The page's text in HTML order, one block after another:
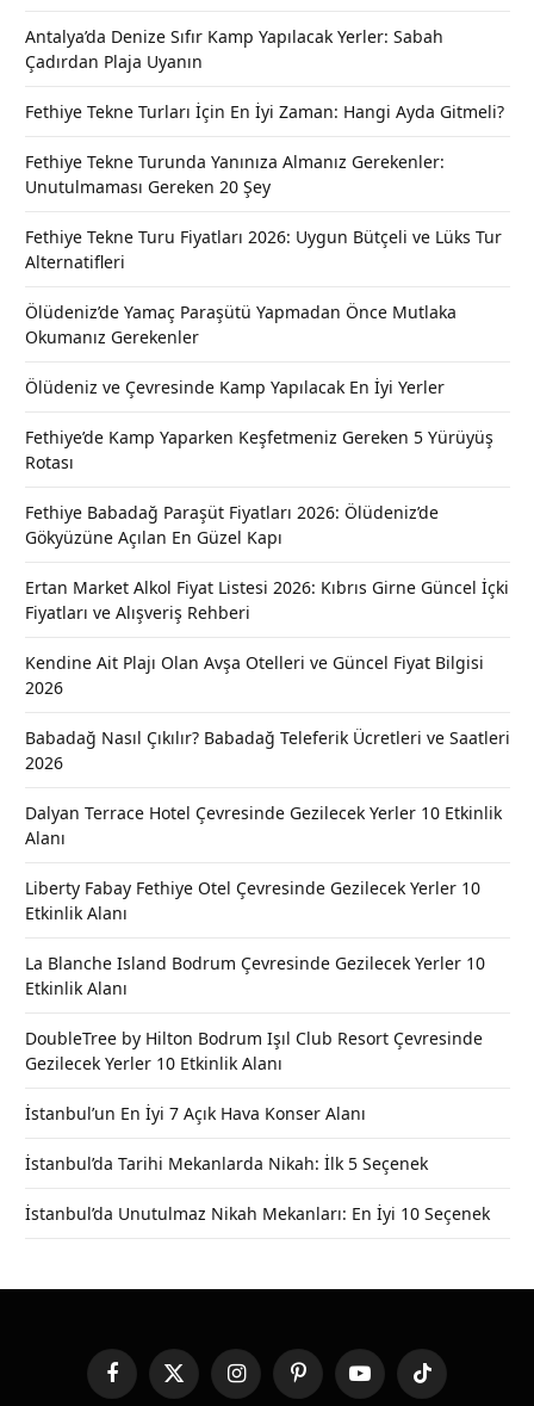
Antalya’da Denize Sıfır Kamp Yapılacak Yerler: Sabah
Çadırdan Plaja Uyanın
Fethiye Tekne Turları İçin En İyi Zaman: Hangi Ayda Gitmeli?
Fethiye Tekne Turunda Yanınıza Almanız Gerekenler:
Unutulmaması Gereken 20 Şey
Fethiye Tekne Turu Fiyatları 2026: Uygun Bütçeli ve Lüks Tur
Alternatifleri
Ölüdeniz’de Yamaç Paraşütü Yapmadan Önce Mutlaka
Okumanız Gerekenler
Ölüdeniz ve Çevresinde Kamp Yapılacak En İyi Yerler
Fethiye’de Kamp Yaparken Keşfetmeniz Gereken 5 Yürüyüş
Rotası
Fethiye Babadağ Paraşüt Fiyatları 2026: Ölüdeniz’de
Gökyüzüne Açılan En Güzel Kapı
Ertan Market Alkol Fiyat Listesi 2026: Kıbrıs Girne Güncel İçki
Fiyatları ve Alışveriş Rehberi
Kendine Ait Plajı Olan Avşa Otelleri ve Güncel Fiyat Bilgisi
2026
Babadağ Nasıl Çıkılır? Babadağ Teleferik Ücretleri ve Saatleri
2026
Dalyan Terrace Hotel Çevresinde Gezilecek Yerler 10 Etkinlik
Alanı
Liberty Fabay Fethiye Otel Çevresinde Gezilecek Yerler 10
Etkinlik Alanı
La Blanche Island Bodrum Çevresinde Gezilecek Yerler 10
Etkinlik Alanı
DoubleTree by Hilton Bodrum Işıl Club Resort Çevresinde
Gezilecek Yerler 10 Etkinlik Alanı
İstanbul’un En İyi 7 Açık Hava Konser Alanı
İstanbul’da Tarihi Mekanlarda Nikah: İlk 5 Seçenek
İstanbul’da Unutulmaz Nikah Mekanları: En İyi 10 Seçenek
FacebookX
InstagramPinterestYouTubeTikTok